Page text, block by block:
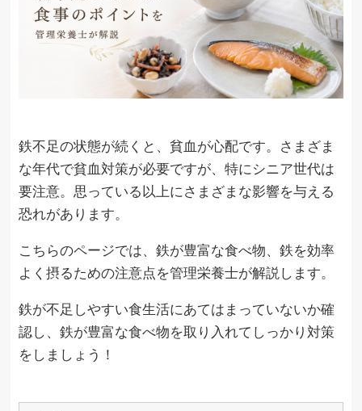
鉄不足の状態が続くと、貧血が心配です。さまざま
な年代で貧血対策が必要ですが、特にシニア世代は
要注意。思っている以上にさまざまな影響を与える
恐れがあります。
こちらのページでは、鉄が豊富な食べ物、鉄を効率
よく摂るための注意点を管理栄養士が解説します。
鉄が不足しやすい食生活にあてはまっていないか確
認し、鉄が豊富な食べ物を取り入れてしっかり対策
をしましょう！